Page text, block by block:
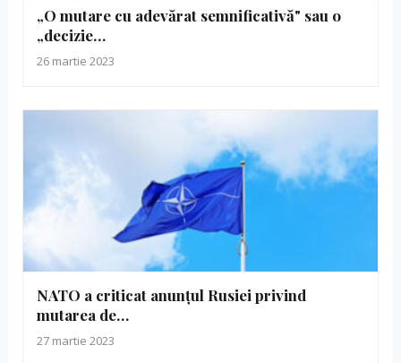
„O mutare cu adevărat semnificativă" sau o
„decizie…
26 martie 2023
NATO a criticat anunțul Rusiei privind
mutarea de…
27 martie 2023